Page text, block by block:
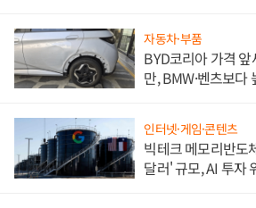
자동차·부품
BYD코리아 가격
만, BMW·벤츠보다
인터넷·게임·콘텐츠
빅테크 메모리반도
달러' 규모, AI 투자